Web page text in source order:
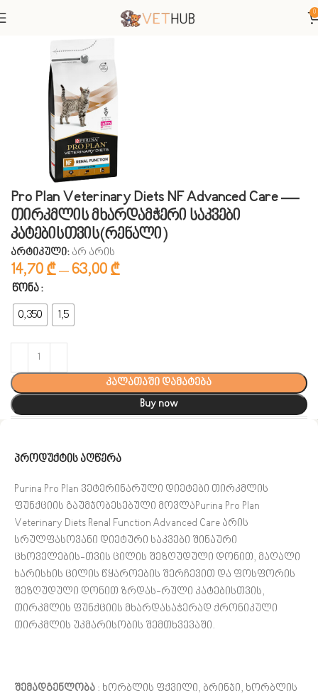
0
საკვები
Pro Plan Veterinary Diets NF Advanced Care —
თირკმლის მხარდამჭერი საკვები
კატებისთვის(რენალი)
არტიკული: არ არის
14,70 ₾–63,00 ₾
ᲬᲝᲜᲐ
0,350 1,5
კალათაში დამატება
Buy now
პროდუქტის აღწერა
Purina Pro Plan ვეტერინარული დიეტები თირკმლის
ფუნქციის გაუმჯობესებული მოვლაPurina Pro Plan
Veterinary Diets Renal Function Advanced Care არის
სრულფასოვანი დიეტური საკვები შინაური
ცხოველების-თვის ცილის შეზღუდული დონით, მაღალი
ხარისხის ცილის წყაროების შერჩევით და ფოსფორის
შეზღუდული დონით ზრდას-რული კატებისთვის,
თირკმლის ფუნქციის მხარდასაჭერად ქრონიკული
თირკმლის უკმარისობის შემთხვევაში.
შემადგენლობა : ხორბლის ფქვილი, ბრინჯი, ხორბლის